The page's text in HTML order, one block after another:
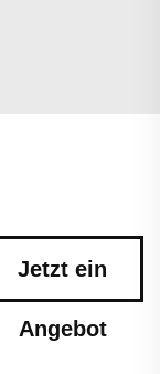
Jetzt ein
Angebot